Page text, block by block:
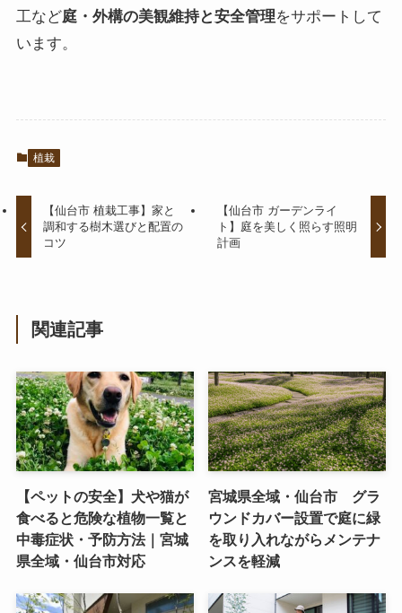
工など庭・外構の美観維持と安全管理をサポートして
います。
植栽
【仙台市 植栽工事】家と
調和する樹木選びと配置の
コツ
【仙台市 ガーデンライ
ト】庭を美しく照らす照明
計画
関連記事
【ペットの安全】犬や猫が
食べると危険な植物一覧と
中毒症状・予防方法｜宮城
県全域・仙台市対応
宮城県全域・仙台市 グラ
ウンドカバー設置で庭に緑
を取り入れながらメンテナ
ンスを軽減